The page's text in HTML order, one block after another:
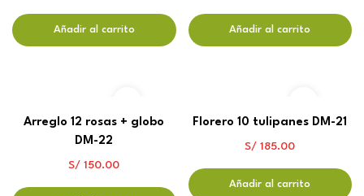
Añadir al carrito Añadir al carrito
Arreglo 12 rosas + globo
DM-22
S/ 150.00
Florero 10 tulipanes DM-21
S/ 185.00
Añadir al carrito